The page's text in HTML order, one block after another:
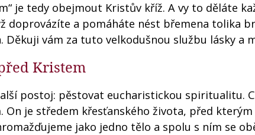
je tedy obejmout Kristův kříž. A vy to děláte
doprovázíte a pomáháte nést břemena tolika
Děkuji vám za tuto velkodušnou službu lásky a
Kristem
postoj: pěstovat eucharistickou spiritualitu.
je středem křesťanského života, před kterým
jako jedno tělo a spolu s ním se